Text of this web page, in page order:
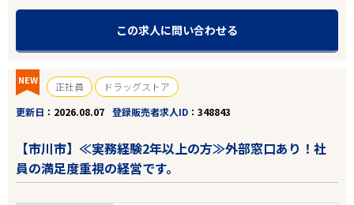
この求人に問い合わせる
NEW 正社員
ドラッグストア
更新日
2026.08.07 登録販売者求人ID 348843
【市川市】≪実務経験2年以上の方≫外部窓口あり！社
員の満足度重視の経営です。